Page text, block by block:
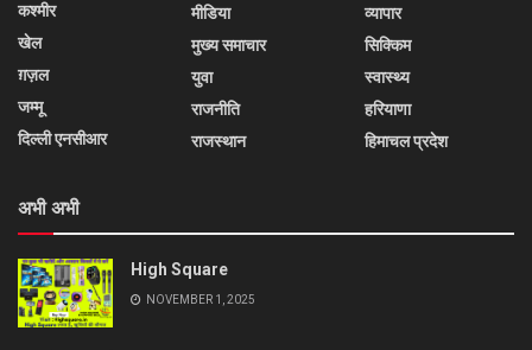
कश्मीर
खेल
ग़ज़ल
जम्मू
दिल्ली एनसीआर
मीडिया
मुख्य समाचार
युवा
राजनीति
राजस्थान
व्यापार
सिक्किम
स्वास्थ्य
हरियाणा
हिमाचल प्रदेश
अभी अभी
High Square
NOVEMBER 1, 2025